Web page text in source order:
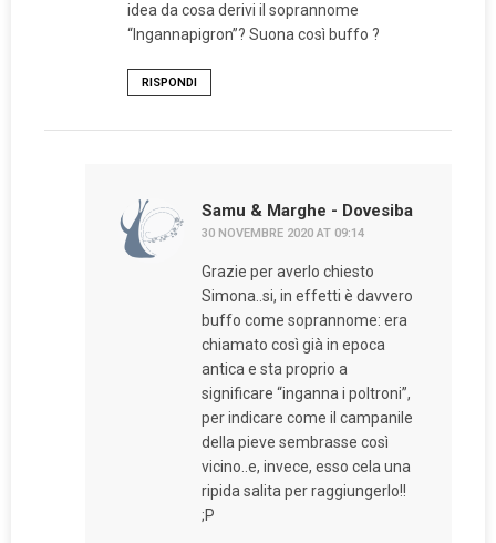
idea da cosa derivi il soprannome
“Ingannapigron”? Suona così buffo ?
RISPONDI
Samu & Marghe - Dovesiba
30 NOVEMBRE 2020 AT 09:14
Grazie per averlo chiesto
Simona..si, in effetti è davvero
buffo come soprannome: era
chiamato così già in epoca
antica e sta proprio a
significare “inganna i poltroni”,
per indicare come il campanile
della pieve sembrasse così
vicino..e, invece, esso cela una
ripida salita per raggiungerlo!!
;P